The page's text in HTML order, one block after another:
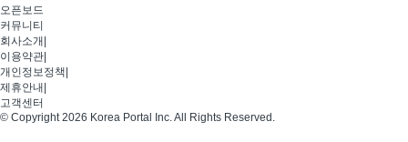
오픈보드
커뮤니티
회사소개
이용약관
개인정보정책
제휴안내
고객센터
© Copyright 2026 Korea Portal Inc. All Rights Reserved.